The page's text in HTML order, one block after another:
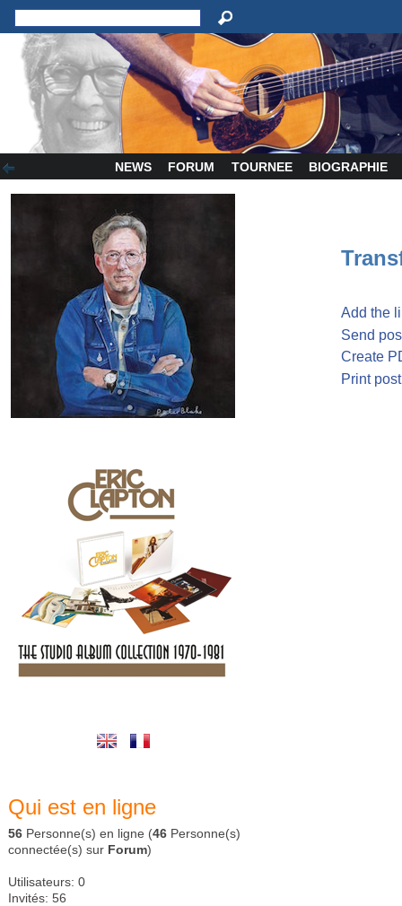
NEWS FORUM TOURNEE BIOGRAPHIE
Qui est en ligne
56 Personne(s) en ligne (46 Personne(s)
connectée(s) sur Forum)
Utilisateurs: 0
Invités: 56
Add the
Send
Create
Print post